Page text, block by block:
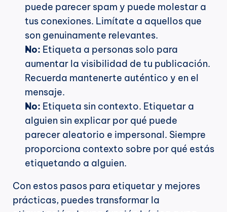
puede parecer spam y puede molestar a
tus conexiones. Limítate a aquellos que
son genuinamente relevantes.
No: Etiqueta a personas solo para
aumentar la visibilidad de tu publicación.
Recuerda mantenerte auténtico y en el
mensaje.
No: Etiqueta sin contexto. Etiquetar a
alguien sin explicar por qué puede
parecer aleatorio e impersonal. Siempre
proporciona contexto sobre por qué estás
etiquetando a alguien.
Con estos pasos para etiquetar y mejores
prácticas, puedes transformar la